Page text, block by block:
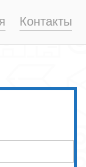
Контакты